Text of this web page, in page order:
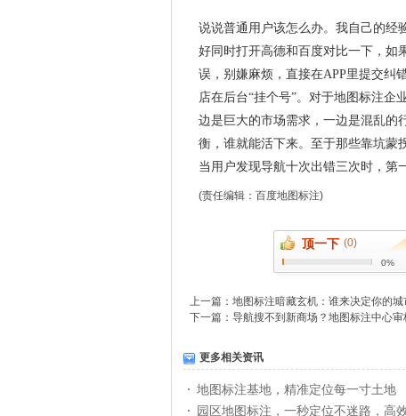
说说普通用户该怎么办。我自己的经
好同时打开高德和百度对比一下，如
误，别嫌麻烦，直接在APP里提交
店在后台“挂个号”。对于地图标注企
边是巨大的市场需求，一边是混乱的
衡，谁就能活下来。至于那些靠坑
当用户发现导航十次出错三次时，第
(责任编辑： 百度地图标注)
顶一下 (0)
0%
上一篇： 地图标注暗藏玄机：谁来决定你的城
下一篇： 导航搜不到新商场？地图标注中心
更多相关资讯
地图标注基地，精准定位每一寸土地
园区地图标注，一秒定位不迷路，高